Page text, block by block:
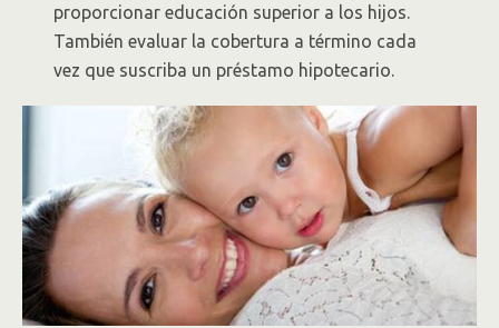
proporcionar educación superior a los hijos.
También evaluar la cobertura a término cada
vez que suscriba un préstamo hipotecario.